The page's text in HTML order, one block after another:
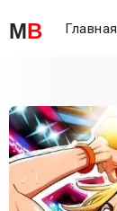
MB Главная